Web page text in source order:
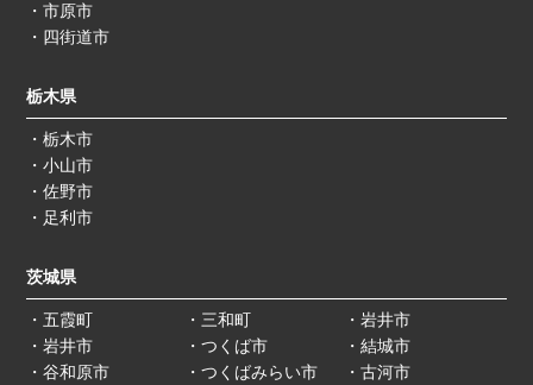
・市原市
・四街道市
栃木県
・栃木市
・小山市
・佐野市
・足利市
茨城県
・五霞町
・岩井市
・谷和原市
・三和町
・つくば市
・つくばみらい市
・岩井市
・結城市
・古河市